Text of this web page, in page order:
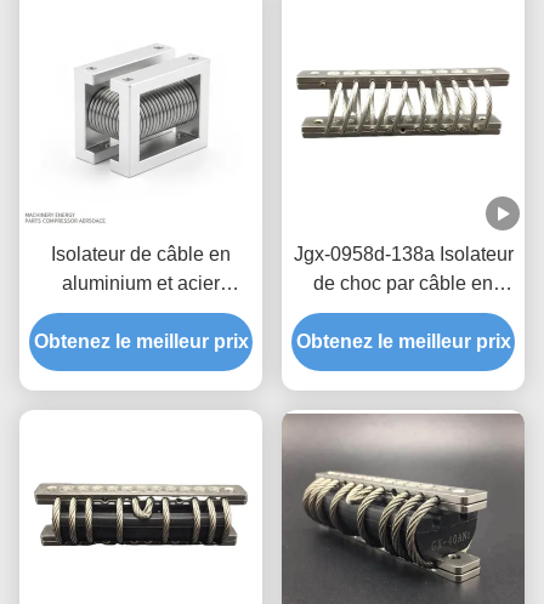
Isolateur de câble en
aluminium et acier
inoxydable avec charge
statique maximale de 515
kg et conception à 8
Obtenez le meilleur prix
Jgx-0958d-138a Isolateur
de choc par câble en
acier inoxydable pour
l'industrie minière
énergétique
Obtenez le meilleur prix